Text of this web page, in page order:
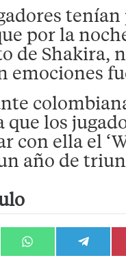
por la
de Shakira,
emociones
los
con ella el
año de
Compartir
en
Compartir
en